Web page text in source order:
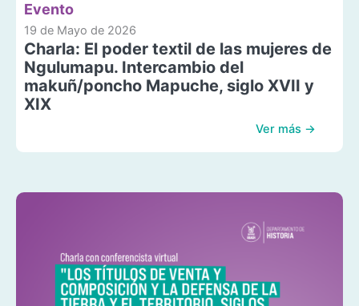
Evento
19 de Mayo de 2026
Charla: El poder textil de las mujeres de
Ngulumapu. Intercambio del
makuñ/poncho Mapuche, siglo XVII y
XIX
Ver más →